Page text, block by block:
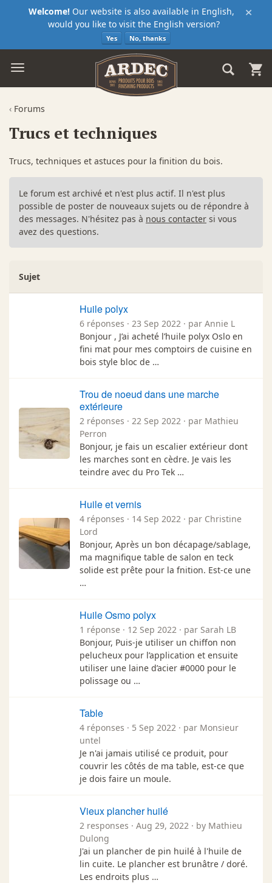
×
Welcome! Our website is also available in English,
would you like to visit the English version?
Yes No, thanks
‹ Forums
Trucs et techniques
Trucs, techniques et astuces pour la finition du bois.
Le forum est archivé et n'est plus actif. Il n'est plus
possible de poster de nouveaux sujets ou de répondre à
des messages. N'hésitez pas à nous contacter si vous
avez des questions.
Sujet
Huile polyx
6 réponses · 23 Sep 2022 · par Annie L
Bonjour , J’ai acheté l’huile polyx Oslo en
fini mat pour mes comptoirs de cuisine en
bois style bloc de …
Trou de noeud dans une marche
extérieure
2 réponses · 22 Sep 2022 · par Mathieu
Perron
Bonjour, je fais un escalier extérieur dont
les marches sont en cèdre. Je vais les
teindre avec du Pro Tek …
Huile et vernis
4 réponses · 14 Sep 2022 · par Christine
Lord
Bonjour, Après un bon décapage/sablage,
ma magnifique table de salon en teck
solide est prête pour la fnition. Est-ce une
…
Huile Osmo polyx
1 réponse · 12 Sep 2022 · par Sarah LB
Bonjour, Puis-je utiliser un chiffon non
pelucheux pour l’application et ensuite
utiliser une laine d’acier #0000 pour le
polissage ou …
Table
4 réponses · 5 Sep 2022 · par Monsieur
untel
Je n'ai jamais utilisé ce produit, pour
couvrir les côtés de ma table, est-ce que
je dois faire un moule.
Vieux plancher huilé
2 responses · Aug 29, 2022 · by Mathieu
Dulong
J'ai un plancher de pin huilé à l'huile de
lin cuite. Le plancher est brunâtre / doré.
Les endroits plus …